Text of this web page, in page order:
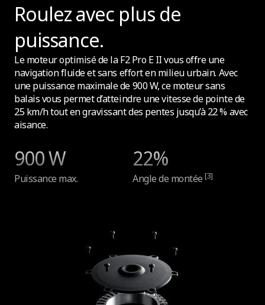
Roulez avec plus de
puissance.
Le moteur optimisé de la F2 Pro E II vous offre une
navigation fluide et sans effort en milieu urbain. Avec
une puissance maximale de 900 W, ce moteur sans
balais vous permet d’atteindre une vitesse de pointe de
25 km/h tout en gravissant des pentes jusqu’à 22 % avec
aisance.
900 W
Puissance max.
22%
Angle de montée[3]